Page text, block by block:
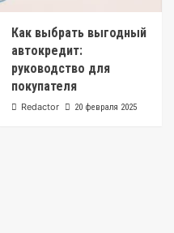
Как выбрать выгодный
автокредит:
руководство для
покупателя
Redactor 20 февраля 2025